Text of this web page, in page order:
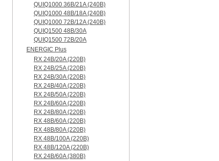
QUIQ1000 36B/21A (240B)
QUIQ1000 48B/18A (240B)
QUIQ1000 72B/12A (240B)
QUIQ1500 48B/30A
QUIQ1500 72B/20A
ENERGIC Plus
RX 24B/20A (220B)
RX 24B/25A (220B)
RX 24B/30A (220B)
RX 24B/40A (220B)
RX 24B/50A (220B)
RX 24B/60A (220B)
RX 24B/80A (220B)
RX 48B/60A (220B)
RX 48B/80A (220B)
RX 48B/100A (220B)
RX 48B/120A (220B)
RX 24B/60A (380B)